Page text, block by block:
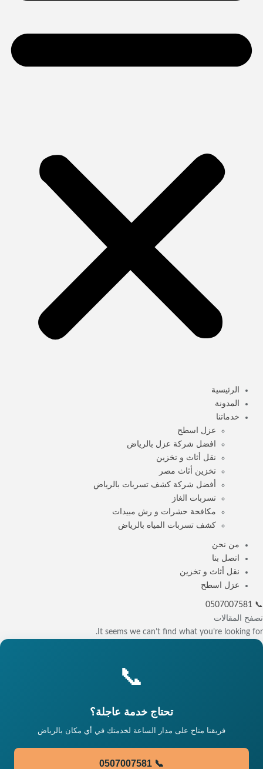
الرئيسية
المدونة
خدماتنا
عزل اسطح
افضل شركة عزل بالرياض
نقل أثاث و تخزين
تخزين أثاث مصر
أفضل شركة كشف تسربات بالرياض
تسربات الغاز
مكافحة حشرات و رش مبيدات
كشف تسربات المياه بالرياض
من نحن
اتصل بنا
نقل أثاث و تخزين
عزل اسطح
📞 0507007581
تصفح المقالات
It seems we can’t find what you’re looking for.
📞
تحتاج خدمة عاجلة؟
فريقنا متاح على مدار الساعة لخدمتك في أي مكان بالرياض
📞 0507007581